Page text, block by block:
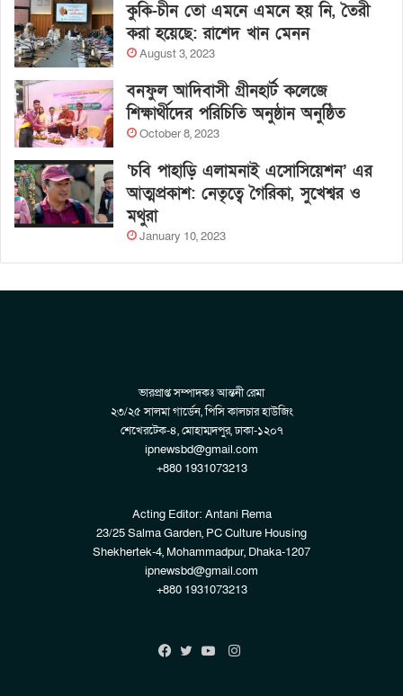
কুকি-চীন তো এমনে এমনে হয় নি, তৈরী
করা হয়েছে: রাশেদ খান মেনন
August 3, 2023
বনফুল আদিবাসী গ্রীনহার্ট কলেজে
শিক্ষার্থীদের পরিচিতি অনুষ্ঠান অনুষ্ঠিত
October 8, 2023
‘চবি পাহাড়ি এলামনাই এসোসিয়েশন’ এর
আত্মপ্রকাশ: নেতৃত্বে গৈরিকা, সুখেশ্বর ও
মথুরা
January 10, 2023
ভারপ্রাপ্ত সম্পাদকঃ আন্তনী রেমা
২৩/২৫ সালমা গার্ডেন, পিসি কালচার হাউজিং
শেখেরটেক-৪, মোহাম্মদপুর, ঢাকা-১২০৭
ipnewsbd@gmail.com
+880 1931073213
Acting Editor: Antani Rema
23/25 Salma Garden, PC Culture Housing
Shekhertek-4, Mohammadpur, Dhaka-1207
ipnewsbd@gmail.com
+880 1931073213
Instagram